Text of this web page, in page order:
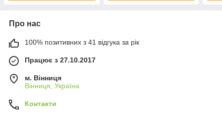
Про нас
100% позитивних з 41 відгука за рік
Працює з 27.10.2017
м. Вінниця
Вінниця, Україна
Контакти